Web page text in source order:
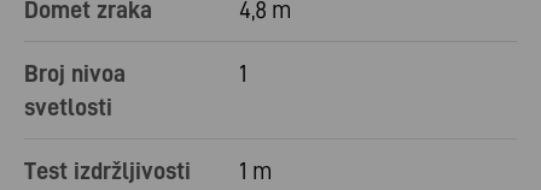
Domet zraka 4,8 m
Broj nivoa
svetlosti
1
Test izdržljivosti
1 m